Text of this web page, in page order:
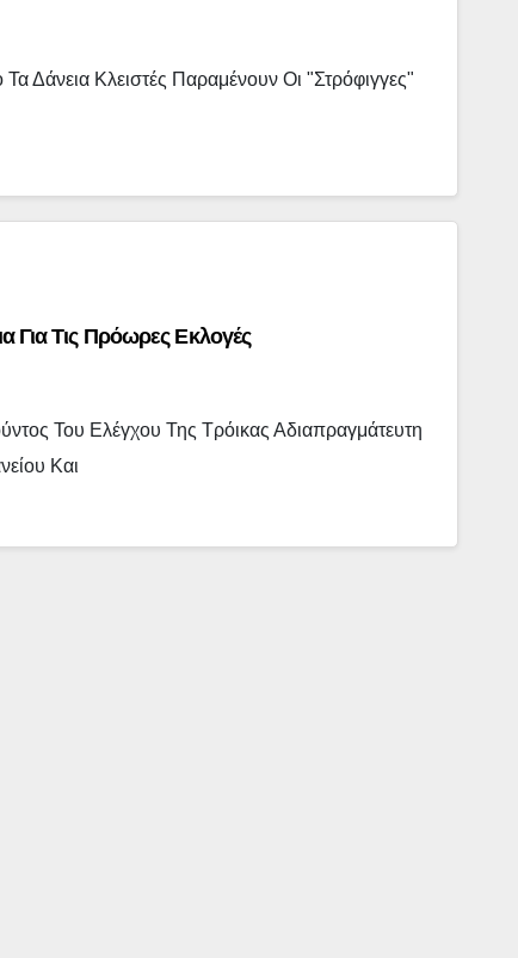
Δάνεια Κλειστές Παραμένουν Οι "στρόφιγγες"
Για Τις Πρόωρες Εκλογές
Του Ελέγχου Της Τρόικας Αδιαπραγμάτευτη
Και